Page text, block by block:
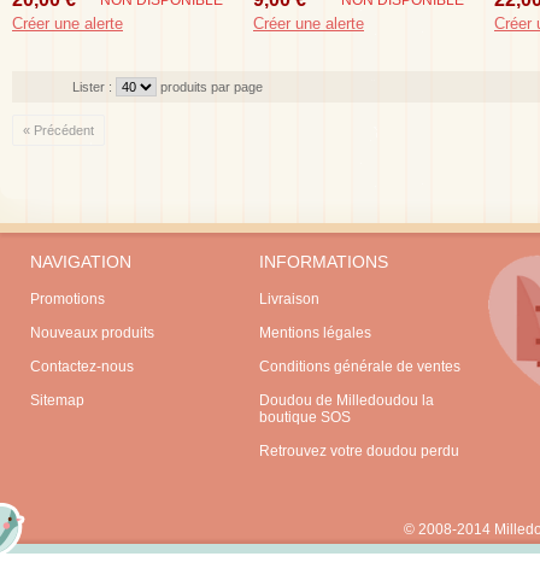
Créer une alerte Créer une alerte Créer
Lister : produits par page
« Précédent
NAVIGATION
Promotions
Nouveaux produits
Contactez-nous
Sitemap
INFORMATIONS
Livraison
Mentions légales
Conditions générale de ventes
Doudou de Milledoudou la
boutique SOS
Retrouvez votre doudou perdu
© 2008-2014